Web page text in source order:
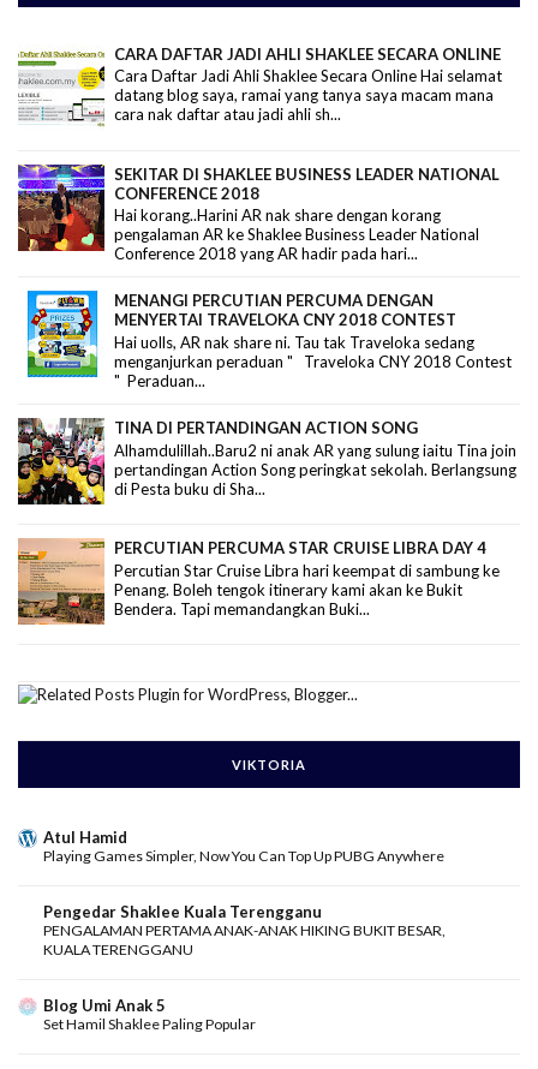
CARA DAFTAR JADI AHLI SHAKLEE SECARA ONLINE
Cara Daftar Jadi Ahli Shaklee Secara Online Hai selamat
datang blog saya, ramai yang tanya saya macam mana
cara nak daftar atau jadi ahli sh...
SEKITAR DI SHAKLEE BUSINESS LEADER NATIONAL
CONFERENCE 2018
Hai korang..Harini AR nak share dengan korang
pengalaman AR ke Shaklee Business Leader National
Conference 2018 yang AR hadir pada hari...
MENANGI PERCUTIAN PERCUMA DENGAN
MENYERTAI TRAVELOKA CNY 2018 CONTEST
Hai uolls, AR nak share ni. Tau tak Traveloka sedang
menganjurkan peraduan " Traveloka CNY 2018 Contest
" Peraduan...
TINA DI PERTANDINGAN ACTION SONG
Alhamdulillah..Baru2 ni anak AR yang sulung iaitu Tina join
pertandingan Action Song peringkat sekolah. Berlangsung
di Pesta buku di Sha...
PERCUTIAN PERCUMA STAR CRUISE LIBRA DAY 4
Percutian Star Cruise Libra hari keempat di sambung ke
Penang. Boleh tengok itinerary kami akan ke Bukit
Bendera. Tapi memandangkan Buki...
VIKTORIA
Atul Hamid
Playing Games Simpler, Now You Can Top Up PUBG Anywhere
Pengedar Shaklee Kuala Terengganu
PENGALAMAN PERTAMA ANAK-ANAK HIKING BUKIT BESAR,
KUALA TERENGGANU
Blog Umi Anak 5
Set Hamil Shaklee Paling Popular